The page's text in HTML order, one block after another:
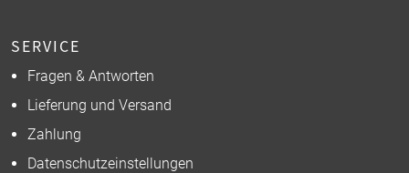
SERVICE
Fragen & Antworten
Lieferung und Versand
Zahlung
Datenschutzeinstellungen